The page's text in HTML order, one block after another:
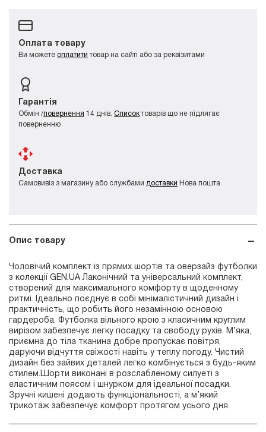
Оплата товару
Ви можете оплатити товар на сайті або за реквізитами
Гарантія
Обмін /повернення 14 днів. Списоктоварів що не підлягає
поверненню
Доставка
Самовивіз з магазину або службами доставки Нова пошта
Опис товару
Чоловічий комплект із прямих шортів та оверзайз футболки
з колекції GEN.UA Лаконічний та універсальний комплект,
створений для максимального комфорту в щоденному
ритмі. Ідеально поєднує в собі мінімалістичний дизайн і
практичність, що робить його незамінною основою
гардероба. Футболка вільного крою з класичним круглим
вирізом забезпечує легку посадку та свободу рухів. М’яка,
приємна до тіла тканина добре пропускає повітря,
даруючи відчуття свіжості навіть у теплу погоду. Чистий
дизайн без зайвих деталей легко комбінується з будь-яким
стилем.Шорти виконані в розслабленому силуеті з
еластичним поясом і шнурком для ідеальної посадки.
Зручні кишені додають функціональності, а м’який
трикотаж забезпечує комфорт протягом усього дня.